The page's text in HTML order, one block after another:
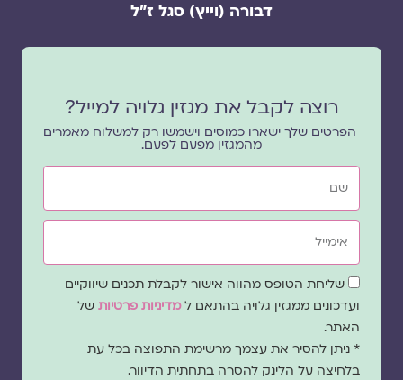
דבורה (וייץ) סגל ז"ל
רוצה לקבל את מגזין גלויה למייל?
הפרטים שלך ישארו כמוסים וישמשו רק למשלוח מאמרים
מהמגזין מפעם לפעם.
שם
אימייל
שדהשליחת הטופס מהווה אישור לקבלת תכנים שיווקיים
ועדכונים ממגזין גלויה בהתאם למדיניות פרטיות של
האתר.
* ניתן להסיר את עצמך מרשימת התפוצה בכל עת
בלחיצה על הלינק להסרה בתחתית הדיוור.